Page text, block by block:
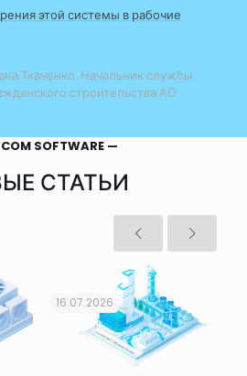
этой системы в рабочие
Ткаченко. Начальник службы
строительства АО
SOFTWARE —
СТАТЬИ
16.07.2026